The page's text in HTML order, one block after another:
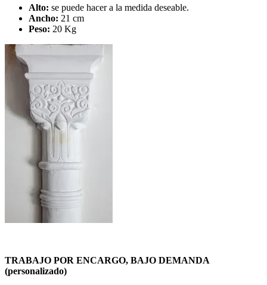
Alto: se puede hacer a la medida deseable.
Ancho: 21 cm
Peso: 20 Kg
TRABAJO POR ENCARGO, BAJO DEMANDA
(personalizado)